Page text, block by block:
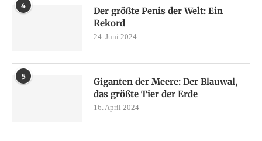
4
Der größte Penis der Welt: Ein
Rekord
24. Juni 2024
5
Giganten der Meere: Der Blauwal,
das größte Tier der Erde
16. April 2024